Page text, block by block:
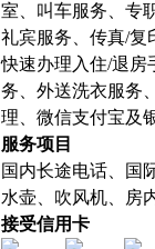
室、叫车服务、专
礼宾服务、传真/复
快速办理入住/退房
务、外送洗衣服务
理、微信支付宝及
服务项目
国内长途电话、国
水壶、吹风机、房
接受信用卡